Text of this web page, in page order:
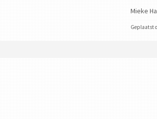
Mieke
Geplaatst